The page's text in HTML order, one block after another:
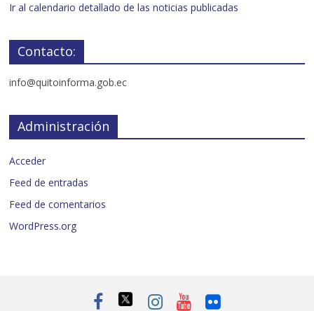
Ir al calendario detallado de las noticias publicadas
Contacto:
info@quitoinforma.gob.ec
Administración
Acceder
Feed de entradas
Feed de comentarios
WordPress.org